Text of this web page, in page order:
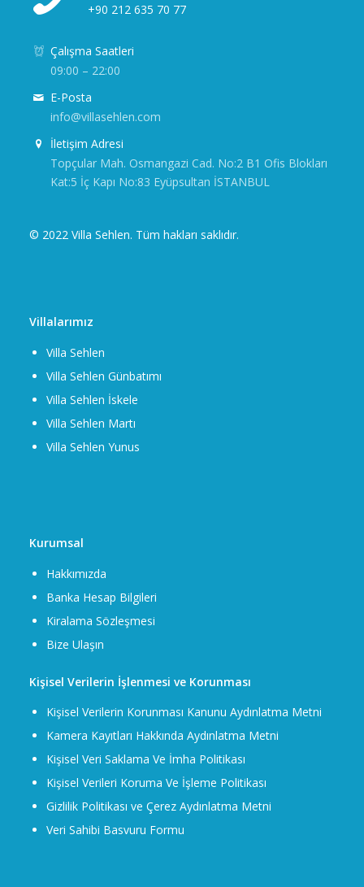
+90 212 635 70 77
Çalışma Saatleri
09:00 – 22:00
E-Posta
info@villasehlen.com
İletişim Adresi
Topçular Mah. Osmangazi Cad. No:2 B1 Ofis Blokları
Kat:5 İç Kapı No:83 Eyüpsultan İSTANBUL
© 2022 Villa Sehlen. Tüm hakları saklıdır.
Villalarımız
Villa Sehlen
Villa Sehlen Günbatımı
Villa Sehlen İskele
Villa Sehlen Martı
Villa Sehlen Yunus
Kurumsal
Hakkımızda
Banka Hesap Bilgileri
Kiralama Sözleşmesi
Bize Ulaşın
Kişisel Verilerin İşlenmesi ve Korunması
Kişisel Verilerin Korunması Kanunu Aydınlatma Metni
Kamera Kayıtları Hakkında Aydınlatma Metni
Kişisel Veri Saklama Ve İmha Politikası
Kişisel Verileri Koruma Ve İşleme Politikası
Gizlilik Politikası ve Çerez Aydınlatma Metni
Veri Sahibi Basvuru Formu